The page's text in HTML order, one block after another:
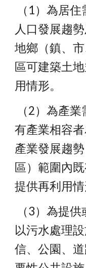
人口發展趨
地鄉（鎮、
區可建築土
用情形。
有產業相容
產業發展趨
區）範圍內
提供再利用情
以污水處理
信、公園、